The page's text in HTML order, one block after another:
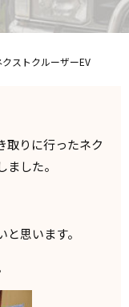
ストクルーザーEV
取りに行ったネク
した。
思います。